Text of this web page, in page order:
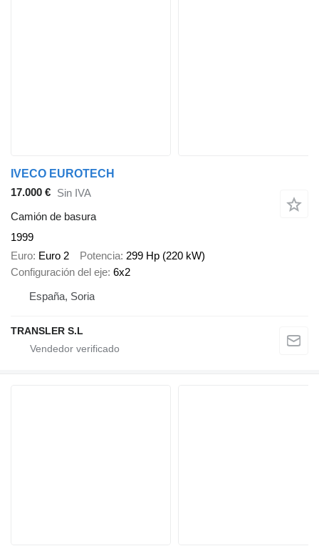
IVECO EUROTECH
17.000 € Sin IVA
Camión de basura
1999
Euro Euro 2 Potencia 299 Hp (220 kW)
Configuración del eje 6x2
España, Soria
TRANSLER S.L